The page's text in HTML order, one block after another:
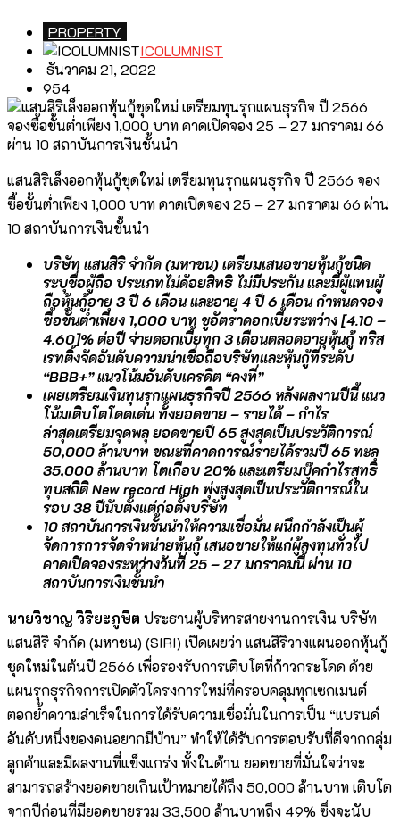
PROPERTY
ICOLUMNIST
ธันวาคม 21, 2022
954
แสนสิริเล็งออกหุ้นกู้ชุดใหม่ เตรียมทุนรุกแผนธุรกิจ ปี 2566 จอง
ซื้อขั้นต่ำเพียง 1,000 บาท คาดเปิดจอง 25 – 27 มกราคม 66 ผ่าน
10 สถาบันการเงินชั้นนำ
บริษัท แสนสิริ จำกัด (มหาชน) เตรียมเสนอขายหุ้นกู้ชนิด
ระบุชื่อผู้ถือ ประเภทไม่ด้อยสิทธิ ไม่มีประกัน และมีผู้แทนผู้
ถือหุ้นกู้อายุ 3 ปี 6 เดือน และอายุ 4 ปี 6 เดือน กำหนดจอง
ซื้อขั้นต่ำเพียง 1,000 บาท ชูอัตราดอกเบี้ยระหว่าง [4.10 –
4.60]% ต่อปี จ่ายดอกเบี้ยทุก 3 เดือนตลอดอายุหุ้นกู้ ทริส
เรทติ้งจัดอันดับความน่าเชื่อถือบริษัทและหุ้นกู้ที่ระดับ
“BBB+” แนวโน้มอันดับเครดิต “คงที่”
เผยเตรียมเงินทุนรุกแผนธุรกิจปี 2566 หลังผลงานปีนี้ แนว
โน้มเติบโตโดดเด่น ทั้งยอดขาย – รายได้ – กำไร
ล่าสุดเตรียมจุดพลุ ยอดขายปี 65 สูงสุดเป็นประวัติการณ์
50,000 ล้านบาท ขณะที่คาดการณ์รายได้รวมปี 65 ทะลุ
35,000 ล้านบาท โตเกือบ 20% และเตรียมบุ๊คกำไรสุทธิ
ทุบสถิติ New record High พุ่งสูงสุดเป็นประวัติการณ์ใน
รอบ 38 ปีนับตั้งแต่ก่อตั้งบริษัท
10 สถาบันการเงินชั้นนำให้ความเชื่อมั่น ผนึกกำลังเป็นผู้
จัดการการจัดจำหน่ายหุ้นกู้ เสนอขายให้แก่ผู้ลงทุนทั่วไป
คาดเปิดจองระหว่างวันที่ 25 – 27 มกราคมนี้ ผ่าน 10
สถาบันการเงินชั้นนำ
นายวิชาญ วิริยะภูษิต ประธานผู้บริหารสายงานการเงิน บริษัท
แสนสิริ จำกัด (มหาชน) (SIRI) เปิดเผยว่า แสนสิริวางแผนออกหุ้นกู้
ชุดใหม่ในต้นปี 2566 เพื่อรองรับการเติบโตที่ก้าวกระโดด ด้วย
แผนรุกธุรกิจการเปิดตัวโครงการใหม่ที่ครอบคลุมทุกเซกเมนต์
ตอกย้ำความสำเร็จในการได้รับความเชื่อมั่นในการเป็น “แบรนด์
อันดับหนึ่งของคนอยากมีบ้าน” ทำให้ได้รับการตอบรับที่ดีจากกลุ่ม
ลูกค้าและมีผลงานที่แข็งแกร่ง ทั้งในด้าน ยอดขายที่มั่นใจว่าจะ
สามารถสร้างยอดขายเกินเป้าหมายได้ถึง 50,000 ล้านบาท เติบโต
จากปีก่อนที่มียอดขายรวม 33,500 ล้านบาทถึง 49% ซึ่งจะนับ